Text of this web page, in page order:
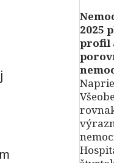
2025
profil